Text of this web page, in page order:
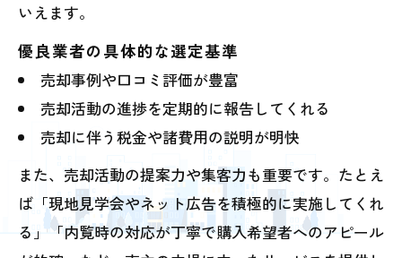
いえます。
優良業者の具体的な選定基準
売却事例や口コミ評価が豊富
売却活動の進捗を定期的に報告してくれる
売却に伴う税金や諸費用の説明が明快
また、売却活動の提案力や集客力も重要です。たとえ
ば「現地見学会やネット広告を積極的に実施してくれ
る」「内覧時の対応が丁寧で購入希望者へのアピール